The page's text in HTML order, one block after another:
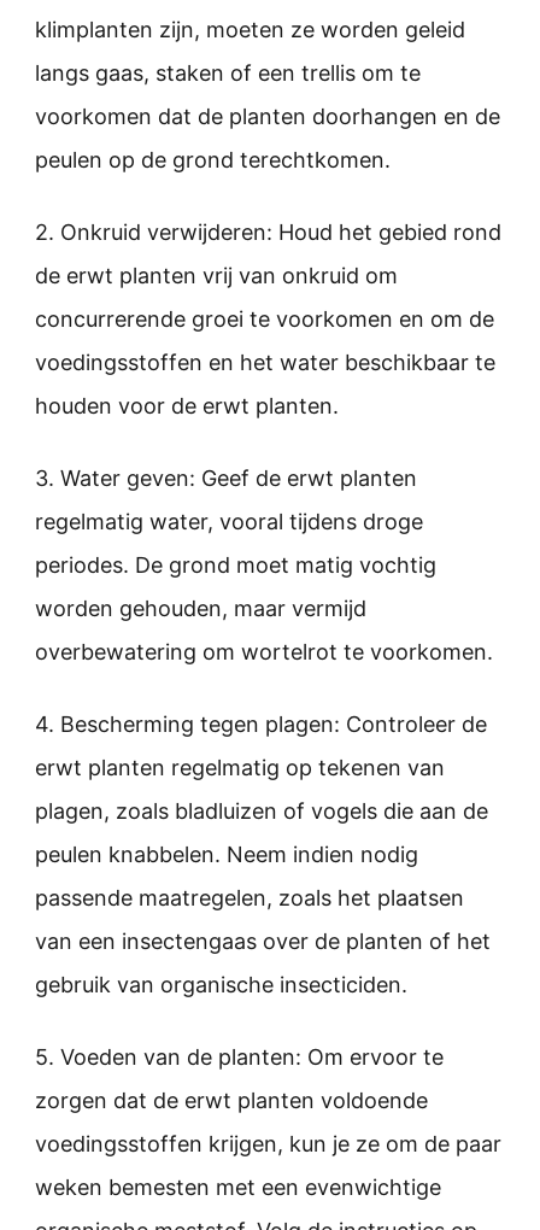
klimplanten zijn, moeten ze worden geleid
langs gaas, staken of een trellis om te
voorkomen dat de planten doorhangen en de
peulen op de grond terechtkomen.
2. Onkruid verwijderen: Houd het gebied rond
de erwt planten vrij van onkruid om
concurrerende groei te voorkomen en om de
voedingsstoffen en het water beschikbaar te
houden voor de erwt planten.
3. Water geven: Geef de erwt planten
regelmatig water, vooral tijdens droge
periodes. De grond moet matig vochtig
worden gehouden, maar vermijd
overbewatering om wortelrot te voorkomen.
4. Bescherming tegen plagen: Controleer de
erwt planten regelmatig op tekenen van
plagen, zoals bladluizen of vogels die aan de
peulen knabbelen. Neem indien nodig
passende maatregelen, zoals het plaatsen
van een insectengaas over de planten of het
gebruik van organische insecticiden.
5. Voeden van de planten: Om ervoor te
zorgen dat de erwt planten voldoende
voedingsstoffen krijgen, kun je ze om de paar
weken bemesten met een evenwichtige